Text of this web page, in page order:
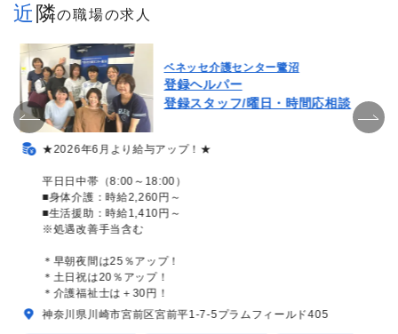
近隣の職場の求人
ベネッセ介護センター鷺沼
登録ヘルパー
登録スタッフ/曜日・時間応相談
★2026年6月より給与アップ！★
平日日中帯（8:00～18:00）
■身体介護：時給2,260円～
■生活援助：時給1,410円～
※処遇改善手当含む
＊早朝夜間は25％アップ！
＊土日祝は20％アップ！
＊介護福祉士は＋30円！
神奈川県川崎市宮前区宮前平1-7-5プラムフィールド405